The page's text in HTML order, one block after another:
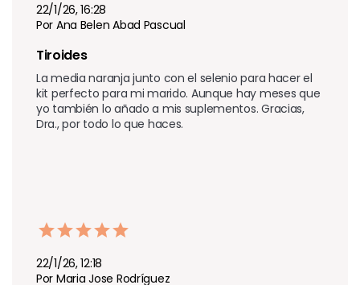
22/1/26, 16:28
Por Ana Belen Abad Pascual
Tiroides
La media naranja junto con el selenio para hacer el
kit perfecto para mi marido. Aunque hay meses que
yo también lo añado a mis suplementos. Gracias,
Dra., por todo lo que haces.
22/1/26, 12:18
Por Maria Jose Rodríguez